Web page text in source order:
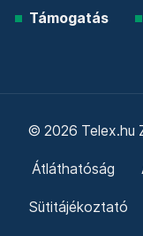
Támogatás
© 2026 Telex.hu
Átláthatóság
Sütitájékoztató